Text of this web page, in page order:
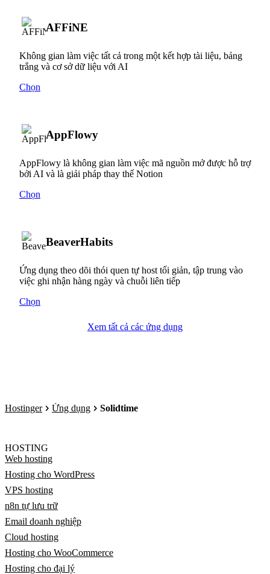
AFFiNE
Không gian làm việc tất cả trong một kết hợp tài liệu, bảng
trắng và cơ sở dữ liệu với AI
Chọn
AppFlowy
AppFlowy là không gian làm việc mã nguồn mở được hỗ trợ
bởi AI và là giải pháp thay thế Notion
Chọn
BeaverHabits
Ứng dụng theo dõi thói quen tự host tối giản, tập trung vào
việc ghi nhận hàng ngày và chuỗi liên tiếp
Chọn
Xem tất cả các ứng dụng
Hostinger Ứng dụng Solidtime
HOSTING
Web hosting
Hosting cho WordPress
VPS hosting
n8n tự lưu trữ
Email doanh nghiệp
Cloud hosting
Hosting cho WooCommerce
Hosting cho đại lý